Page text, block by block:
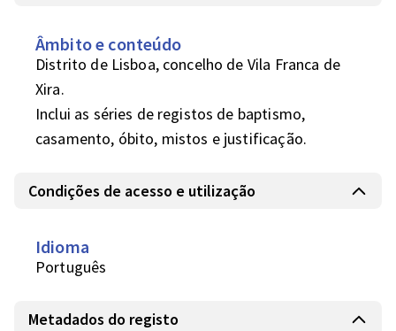
Âmbito e conteúdo
Distrito de Lisboa, concelho de Vila Franca de
Xira.
Inclui as séries de registos de baptismo,
casamento, óbito, mistos e justificação.
Condições de acesso e utilização
Idioma
Português
Metadados do registo